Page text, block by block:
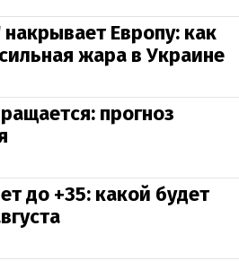
Европу: как
жара в Украине
прогноз
до +35: какой будет